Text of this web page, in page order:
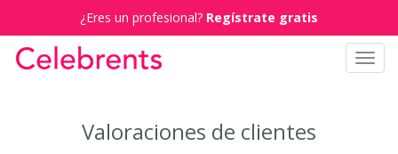
¿Eres un profesional? Regístrate gratis
Valoraciones de clientes